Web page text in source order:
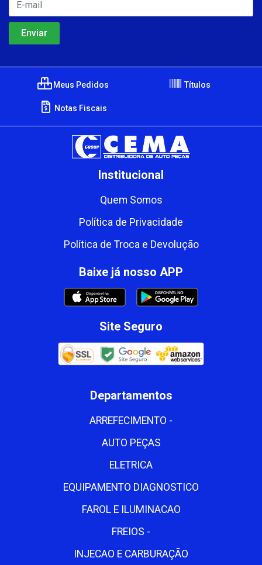
Meus Pedidos Títulos
Notas Fiscais
Institucional
Quem Somos
Política de Privacidade
Política de Troca e Devolução
Baixe já nosso APP
Site Seguro
Departamentos
ARREFECIMENTO -
AUTO PEÇAS
ELETRICA
EQUIPAMENTO DIAGNOSTICO
FAROL E ILUMINACAO
FREIOS -
INJECAO E CARBURAÇÃO